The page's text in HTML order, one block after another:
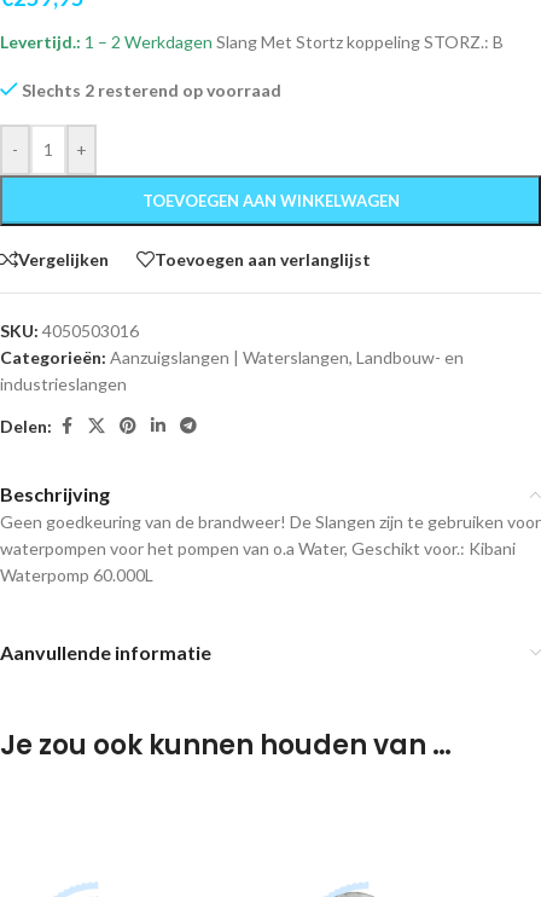
Levertijd.: 1 – 2 Werkdagen Slang Met Stortz koppeling STORZ.: B
Slechts 2 resterend op voorraad
- +
TOEVOEGEN AAN WINKELWAGEN
Vergelijken Toevoegen aan verlanglijst
SKU: 4050503016
Categorieën: Aanzuigslangen | Waterslangen, Landbouw- en
industrieslangen
Delen:
Beschrijving
Geen goedkeuring van de brandweer! De Slangen zijn te gebruiken voor
waterpompen voor het pompen van o.a Water, Geschikt voor.: Kibani
Waterpomp 60.000L
Aanvullende informatie
Je zou ook kunnen houden van …